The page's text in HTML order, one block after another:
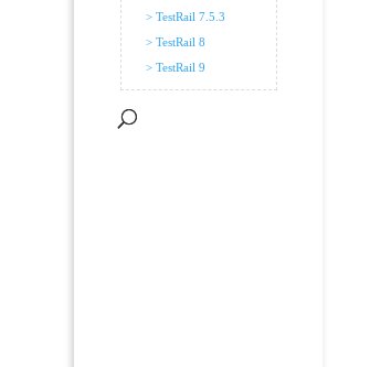
> TestRail 7.5.3
> TestRail 8
> TestRail 9